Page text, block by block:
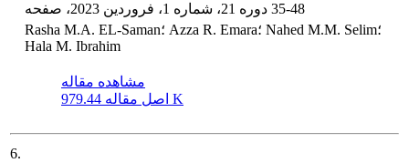
35-48
Rasha M.A. EL-Saman؛ Azza R. Emara؛ Nahed M.M. Selim؛
Hala M. Ibrahim
مشاهده مقاله
اصل مقاله 979.44 K
6.